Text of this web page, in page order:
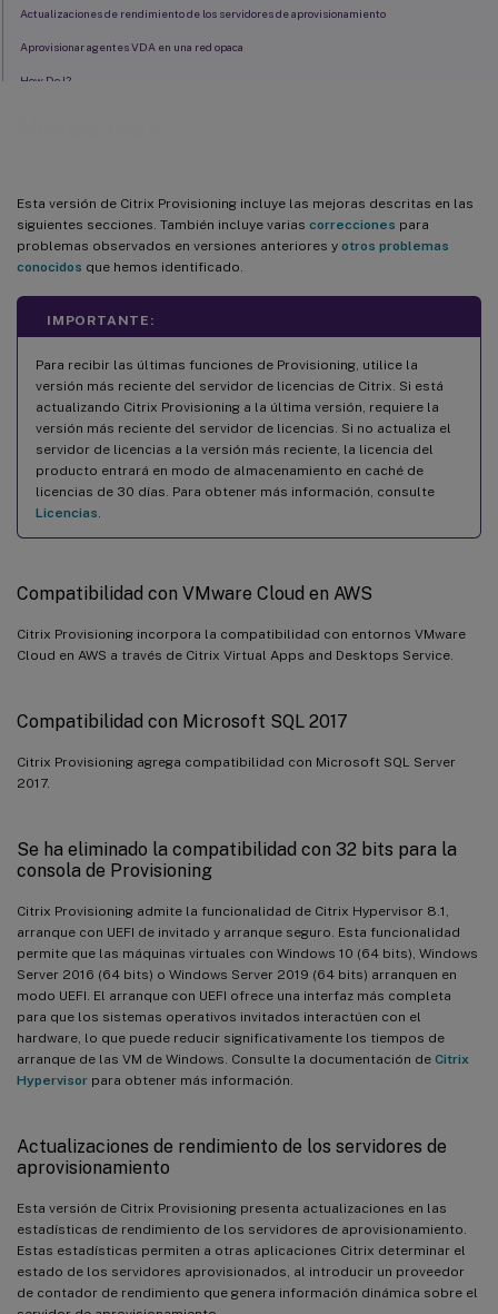
Esta versión de Citrix Provisioning incluye las mejoras descritas en las
siguientes secciones. También incluye varias correcciones para
problemas observados en versiones anteriores y otros problemas
conocidos que hemos identificado.
IMPORTANTE:
Para recibir las últimas funciones de Provisioning, utilice la
versión más reciente del servidor de licencias de Citrix. Si está
actualizando Citrix Provisioning a la última versión, requiere la
versión más reciente del servidor de licencias. Si no actualiza el
servidor de licencias a la versión más reciente, la licencia del
producto entrará en modo de almacenamiento en caché de
licencias de 30 días. Para obtener más información, consulte
Licencias
Compatibilidad con VMware Cloud en AWS
Citrix Provisioning incorpora la compatibilidad con entornos VMware
Cloud en AWS a través de Citrix Virtual Apps and Desktops Service.
Compatibilidad con Microsoft SQL 2017
Citrix Provisioning agrega compatibilidad con Microsoft SQL Server
2017.
Se ha eliminado la compatibilidad con 32 bits para la
consola de Provisioning
Citrix Provisioning admite la funcionalidad de Citrix Hypervisor 8.1,
arranque con UEFI de invitado y arranque seguro. Esta funcionalidad
permite que las máquinas virtuales con Windows 10 (64 bits), Windows
Server 2016 (64 bits) o Windows Server 2019 (64 bits) arranquen en
modo UEFI. El arranque con UEFI ofrece una interfaz más completa
para que los sistemas operativos invitados interactúen con el
hardware, lo que puede reducir significativamente los tiempos de
arranque de las VM de Windows. Consulte la documentación de Citrix
Hypervisor para obtener más información.
Actualizaciones de rendimiento de los servidores de
aprovisionamiento
Esta versión de Citrix Provisioning presenta actualizaciones en las
estadísticas de rendimiento de los servidores de aprovisionamiento.
Estas estadísticas permiten a otras aplicaciones Citrix determinar el
estado de los servidores aprovisionados, al introducir un proveedor
de contador de rendimiento que genera información dinámica sobre el
Actualizaciones de rendimiento de los servidores de aprovisionamiento
Aprovisionar agentes VDA en una red opaca
How Do I?